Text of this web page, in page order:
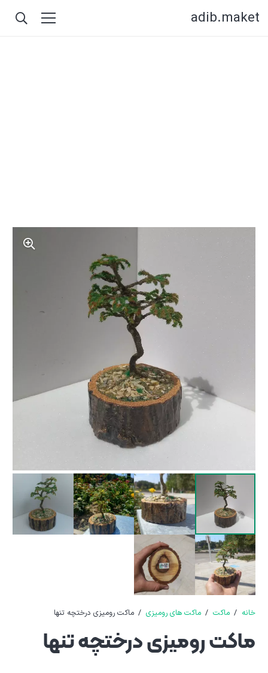
adib.maket
خانه / ماکت / ماکت های رومیزی / ماکت رومیزی درختچه تنها
ماکت رومیزی درختچه تنها